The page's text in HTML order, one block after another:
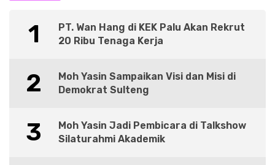
1
PT. Wan Hang di KEK Palu Akan Rekrut
20 Ribu Tenaga Kerja
2
Moh Yasin Sampaikan Visi dan Misi di
Demokrat Sulteng
3
Moh Yasin Jadi Pembicara di Talkshow
Silaturahmi Akademik